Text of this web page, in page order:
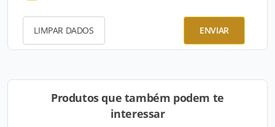
LIMPAR DADOS ENVIAR
Produtos que também podem te
interessar